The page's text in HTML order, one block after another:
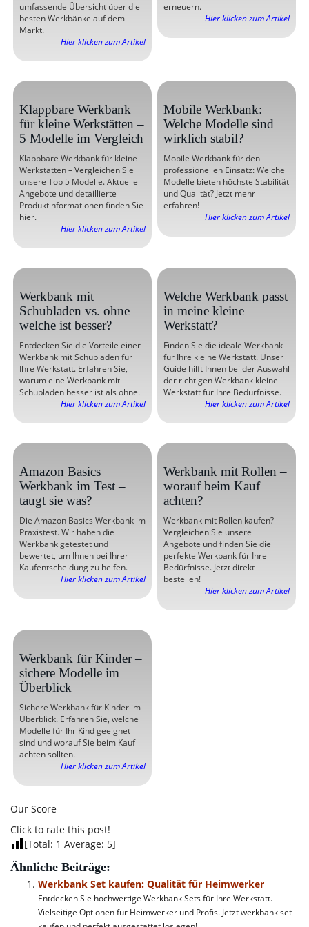
umfassende Übersicht über die
besten Werkbänke auf dem
Markt.
Hier klicken zum Artikel
erneuern.
Hier klicken zum Artikel
Klappbare Werkbank
für kleine Werkstätten –
5 Modelle im Vergleich
Klappbare Werkbank für kleine
Werkstätten – Vergleichen Sie
unsere Top 5 Modelle. Aktuelle
Angebote und detaillierte
Produktinformationen finden Sie
hier.
Hier klicken zum Artikel
Mobile Werkbank:
Welche Modelle sind
wirklich stabil?
Mobile Werkbank für den
professionellen Einsatz: Welche
Modelle bieten höchste Stabilität
und Qualität? Jetzt mehr
erfahren!
Hier klicken zum Artikel
Werkbank mit
Schubladen vs. ohne –
welche ist besser?
Entdecken Sie die Vorteile einer
Werkbank mit Schubladen für
Ihre Werkstatt. Erfahren Sie,
warum eine Werkbank mit
Schubladen besser ist als ohne.
Hier klicken zum Artikel
Welche Werkbank passt
in meine kleine
Werkstatt?
Finden Sie die ideale Werkbank
für Ihre kleine Werkstatt. Unser
Guide hilft Ihnen bei der Auswahl
der richtigen Werkbank kleine
Werkstatt für Ihre Bedürfnisse.
Hier klicken zum Artikel
Amazon Basics
Werkbank im Test –
taugt sie was?
Die Amazon Basics Werkbank im
Praxistest. Wir haben die
Werkbank getestet und
bewertet, um Ihnen bei Ihrer
Kaufentscheidung zu helfen.
Hier klicken zum Artikel
Werkbank mit Rollen –
worauf beim Kauf
achten?
Werkbank mit Rollen kaufen?
Vergleichen Sie unsere
Angebote und finden Sie die
perfekte Werkbank für Ihre
Bedürfnisse. Jetzt direkt
bestellen!
Hier klicken zum Artikel
Werkbank für Kinder –
sichere Modelle im
Überblick
Sichere Werkbank für Kinder im
Überblick. Erfahren Sie, welche
Modelle für Ihr Kind geeignet
sind und worauf Sie beim Kauf
achten sollten.
Hier klicken zum Artikel
Our Score
Click to rate this post!
[Total: 1 Average: 5]
Ähnliche Beiträge:
Werkbank Set kaufen: Qualität für Heimwerker
Entdecken Sie hochwertige Werkbank Sets für Ihre Werkstatt.
Vielseitige Optionen für Heimwerker und Profis. Jetzt werkbank set